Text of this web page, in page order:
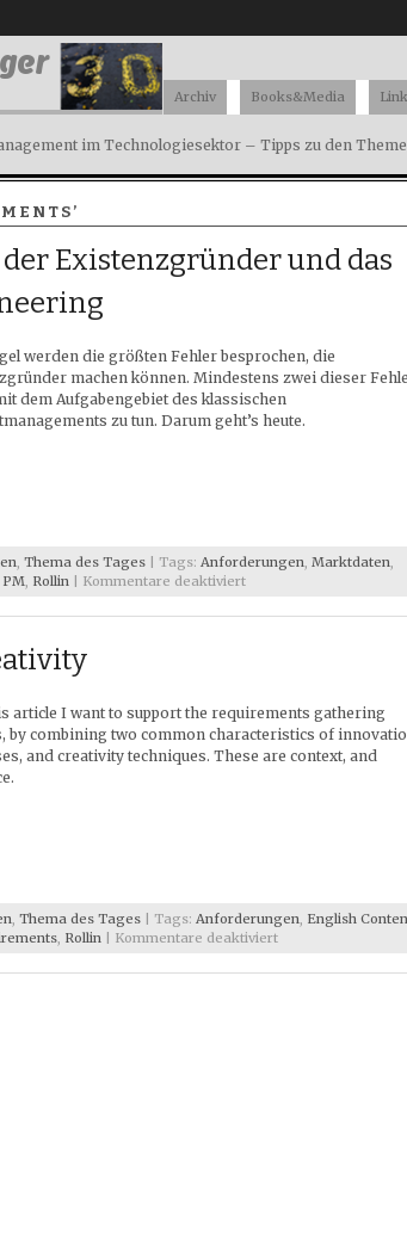
im Technologiesektor – Tipps zu den
Archiv Books&Media
Existenzgründer und das
werden die größten Fehler besprochen, die
machen können. Mindestens zwei dieser
dem Aufgabengebiet des klassischen
zu tun. Darum geht’s heute.
, Thema des Tages | Tags: Anforderungen, Marktdaten,
PM, Rollin Kommentare deaktiviertfür
größten
das
article I want to support the requirements gathering
by combining two common characteristics of
and creativity techniques. These are context, and
, Thema des Tages | Tags: Anforderungen, English
, Rollin | Kommentare deaktiviertfür
and